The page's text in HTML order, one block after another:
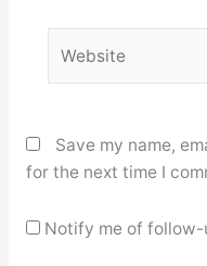
Save my name,
for the next time I
Notify me of follow-